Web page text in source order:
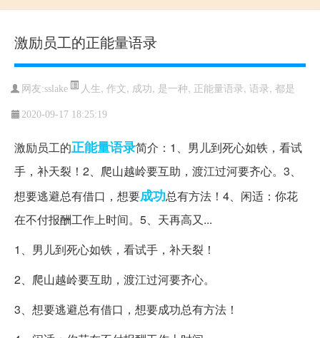
激励员工的正能量语录
网友:sslake 人生, 作文, 成功, 是一种, 正能量语录, 语录, 都是
2020-09-17 18:25:19
激励员工的正能量语录简介：1、男儿到死心如铁，看试
手，补天裂！2、爬山越岭要互助，渡江过河要齐心。3、
想要逃避总有借口，想要成功总有方法！4、闲适：你花
在不付报酬工作上时间。5、天再高又...
1、男儿到死心如铁，看试手，补天裂！
2、爬山越岭要互助，渡江过河要齐心。
3、想要逃避总有借口，想要成功总有方法！